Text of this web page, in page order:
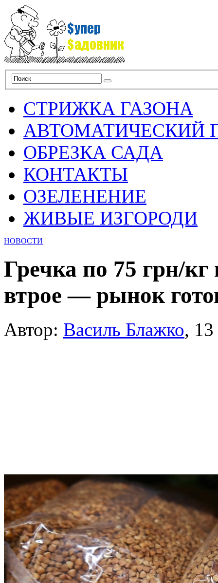
СТРИЖКА ГАЗОНА
АВТОМАТИЧЕСКИЙ
ОБРЕЗКА САДА
КОНТАКТЫ
ОЗЕЛЕНЕНИЕ
ЖИВЫЕ ИЗГОРОДИ
НОВОСТИ
Гречка по 75 грн/
втрое — рынок
Автор: Василь Блажко,